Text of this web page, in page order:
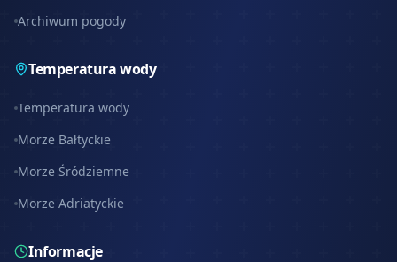
Archiwum pogody
Temperatura wody
Temperatura wody
Morze Bałtyckie
Morze Śródziemne
Morze Adriatyckie
Informacje